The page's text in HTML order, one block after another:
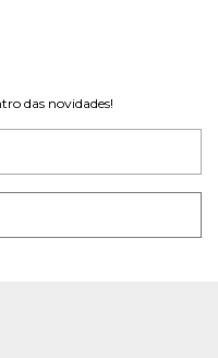
das novidades!